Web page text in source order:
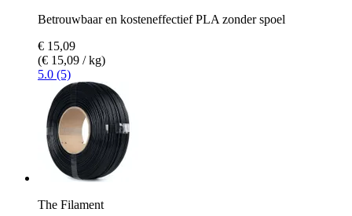
Betrouwbaar en kosteneffectief PLA zonder spoel
€ 15,09
(€ 15,09 / kg)
5.0 (5)
The Filament